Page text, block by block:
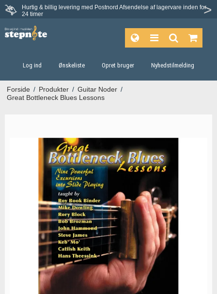
Hurtig & billig levering med Postnord Afsendelse af lagervare inden for
24 timer
Fortrydelsesret på 30 dage
Log ind Ønskeliste Opret bruger Nyhedstilmelding
Forside / Produkter / Guitar Noder /
Great Bottleneck Blues Lessons